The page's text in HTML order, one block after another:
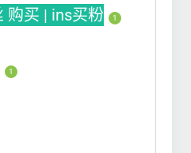
购买 | ins买粉 1
1